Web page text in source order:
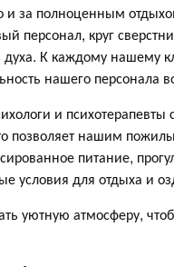
и за полноценным
персонал, круг
К каждому нашему
нашего персонала
и
позволяет нашим
питание,
условия для отдыха и
уютную атмосферу,